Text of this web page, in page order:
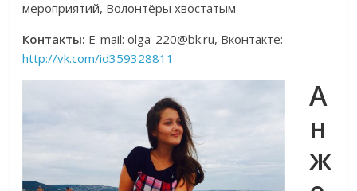
мероприятий, Волонтёры хвостатым
Контакты: E-mail: olga-220@bk.ru, Вконтакте:
http://vk.com/id359328811
А
н
ж